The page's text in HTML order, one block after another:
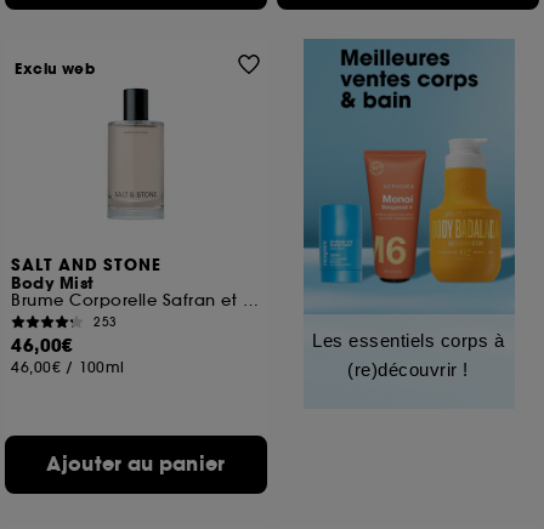
SALT AND STONE
Body Mist
Brume Corporelle Safran et Cèdre
253
46,00€
46,00€ / 100ml
Ajouter au panier
Exclu web
Les essentiels corps à
(re)découvrir !